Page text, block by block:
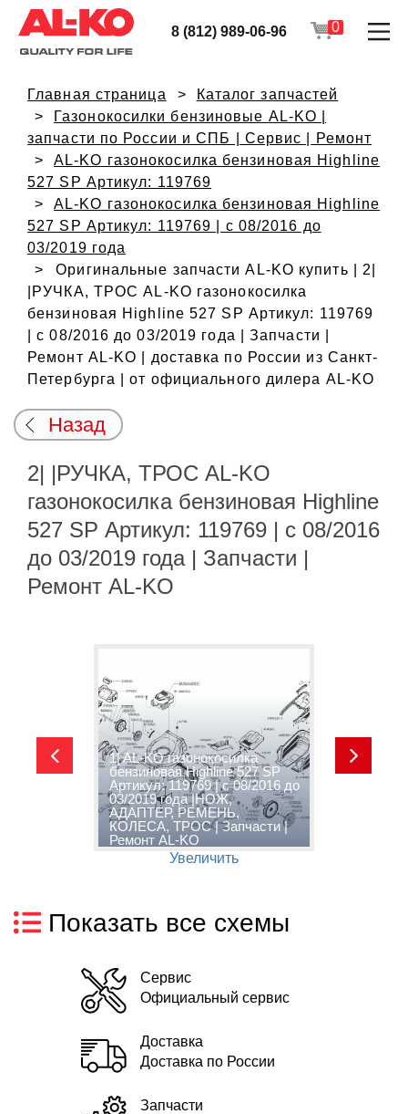
8 (812) 989-06-96 0
Главная страница
Каталог запчастей
Газонокосилки бензиновые AL-KO |
запчасти по России и СПБ | Сервис | Ремонт
AL-KO газонокосилка бензиновая Highline
527 SP Артикул: 119769
AL-KO газонокосилка бензиновая Highline
527 SP Артикул: 119769 | с 08/2016 до
03/2019 года
Оригинальные запчасти AL-KO купить | 2|
|РУЧКА, ТРОС AL-KO газонокосилка
бензиновая Highline 527 SP Артикул: 119769
| с 08/2016 до 03/2019 года | Запчасти |
Ремонт AL-KO | доставка по России из Санкт-
Петербурга | от официального дилера AL-KO
Назад
2| |РУЧКА, ТРОС AL-KO
газонокосилка бензиновая Highline
527 SP Артикул: 119769 | с 08/2016
до 03/2019 года | Запчасти |
Ремонт AL-KO
1| AL-KO газонокосилка
бензиновая Highline 527 SP
Артикул: 119769 | с 08/2016 до
03/2019 года |НОЖ,
АДАПТЕР, РЕМЕНЬ,
КОЛЕСА, ТРОС | Запчасти |
Ремонт AL-KO
Увеличить
Показать все схемы
Сервис
Официальный сервис
Доставка
Доставка по России
Запчасти